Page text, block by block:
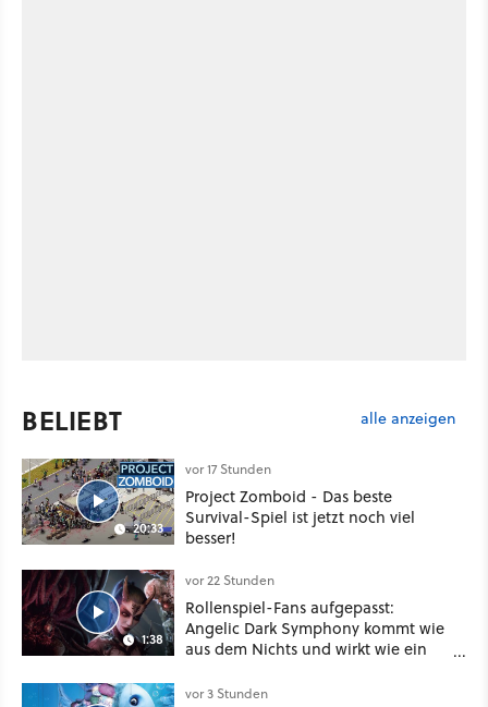
BELIEBT alle anzeigen
20:33
vor 17 Stunden
Project Zomboid - Das beste
Survival-Spiel ist jetzt noch viel
besser!
1:38
vor 22 Stunden
Rollenspiel-Fans aufgepasst:
Angelic Dark Symphony kommt wie
aus dem Nichts und wirkt wie ein
Mass Effect
vor 3 Stunden